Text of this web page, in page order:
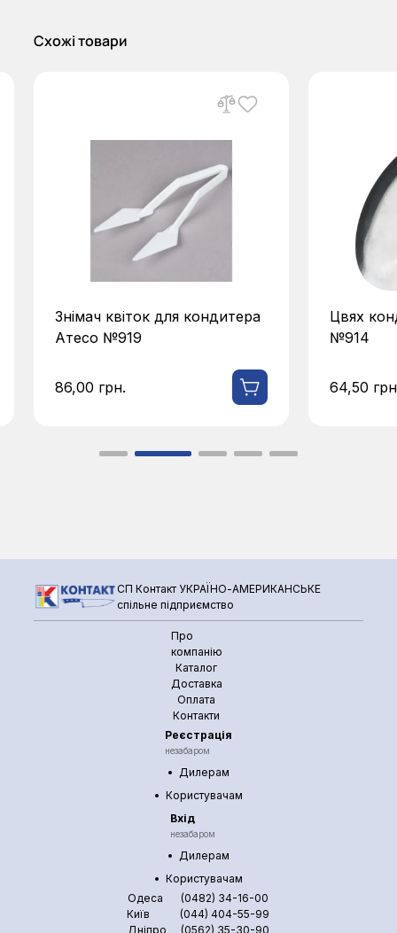
Схожі товари
Знімач квіток для кондитера
Атесо №919
86,00 грн.
Цвях
№914
64,50
СП Контакт УКРАЇНО-АМЕРИКАНСЬКЕ
спільне підприємство
Про
компанію
Каталог
Доставка
Оплата
Контакти
Реєстрація
незабаром
Дилерам
Користувачам
Вхід
незабаром
Дилерам
Користувачам
Одеса
(0482) 34-16-00
Київ
(044) 404-55-99
Дніпро
(0562) 35-30-90